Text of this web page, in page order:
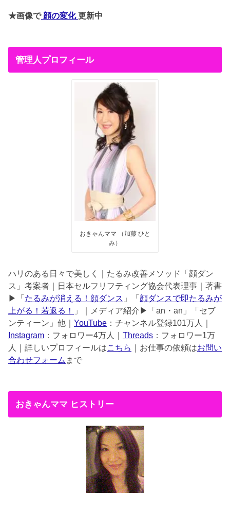
★画像で顔の変化更新中
管理人プロフィール
おきゃんママ （加藤 ひと
み）
ハリのある日々で美しく｜たるみ改善メソッド「顔ダン
ス」考案者｜日本セルフリフティング協会代表理事｜著書
▶︎「 たるみが消える！顔ダンス 」「 顔ダンスで即たるみが
上がる！若返る！
」｜メディア紹介▶︎「an・an」「セブ
ンティーン」他｜ YouTube ：チャンネル登録101万人｜
Instagram ：フォロワー4万人｜ Threads ：フォロワー1万
人｜詳しいプロフィールはこちら ｜お仕事の依頼はお問い
合わせフォーム まで
おきゃんママ ヒストリー